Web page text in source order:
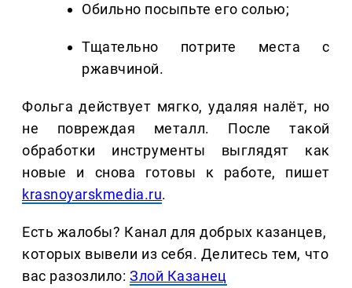
Обильно посыпьте его солью;
Тщательно потрите места с
ржавчиной.
Фольга действует мягко, удаляя налёт, но
не повреждая металл. После такой
обработки инструменты выглядят как
новые и снова готовы к работе, пишет
krasnoyarskmedia.ru.
Есть жалобы? Канал для добрых казанцев,
которых вывели из себя. Делитеcь тем, что
вас разозлило:Злой Казанец